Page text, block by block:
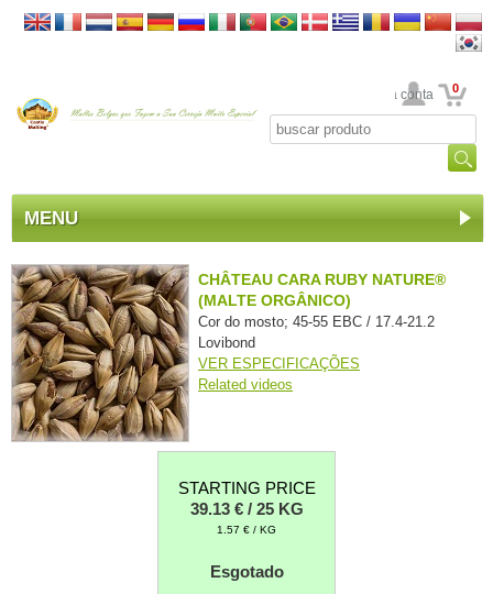
Sua conta 0
MENU
CHÂTEAU CARA RUBY NATURE®
(MALTE ORGÂNICO)
Cor do mosto; 45-55 EBC / 17.4-21.2
Lovibond
VER ESPECIFICAÇÕES
Related videos
STARTING PRICE
39.13 € / 25 KG
1.57 € / KG
Esgotado